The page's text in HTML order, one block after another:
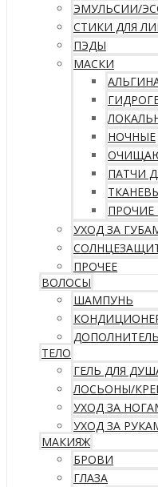
ЭМУЛЬСИИ/
СТИКИ ДЛЯ
ПЭДЫ
МАСКИ
НОЧНЫЕ
ПАТЧИ
УХОД ЗА
ПРОЧЕЕ
ВОЛОСЫ
ШАМПУНЬ
ТЕЛО
ГЕЛЬ ДЛЯ
ЛОСЬОНЫ/
УХОД ЗА
УХОД ЗА
МАКИЯЖ
БРОВИ
ГЛАЗА